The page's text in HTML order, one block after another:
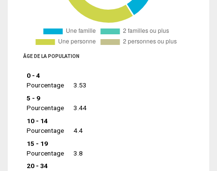
ÂGE DE LA POPULATION
0 - 4
Pourcentage
3.53
5 - 9
Pourcentage
3.44
10 - 14
Pourcentage
4.4
15 - 19
Pourcentage
3.8
20 - 34